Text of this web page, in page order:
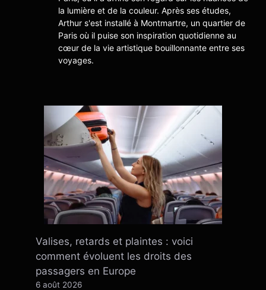
la lumière et de la couleur. Après ses études,
Arthur s'est installé à Montmartre, un quartier de
Paris où il puise son inspiration quotidienne au
cœur de la vie artistique bouillonnante entre ses
voyages.
Valises, retards et plaintes : voici
comment évoluent les droits des
passagers en Europe
6 août 2026